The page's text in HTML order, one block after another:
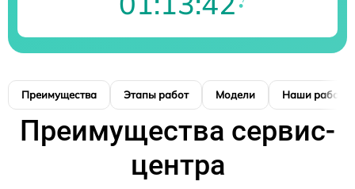
Преимущества Этапы работ Модели Наши работы
Преимущества сервис-
центра